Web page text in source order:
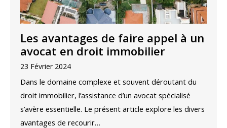
Les avantages de faire appel à un
avocat en droit immobilier
23 Février 2024
Dans le domaine complexe et souvent déroutant du
droit immobilier, l’assistance d’un avocat spécialisé
s’avère essentielle. Le présent article explore les divers
avantages de recourir…